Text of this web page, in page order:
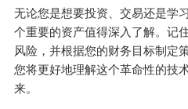
无论您是想要投资、交易还是学
个重要的资产值得深入了解。记
风险，并根据您的财务目标制定
您将更好地理解这个革命性的技
来。